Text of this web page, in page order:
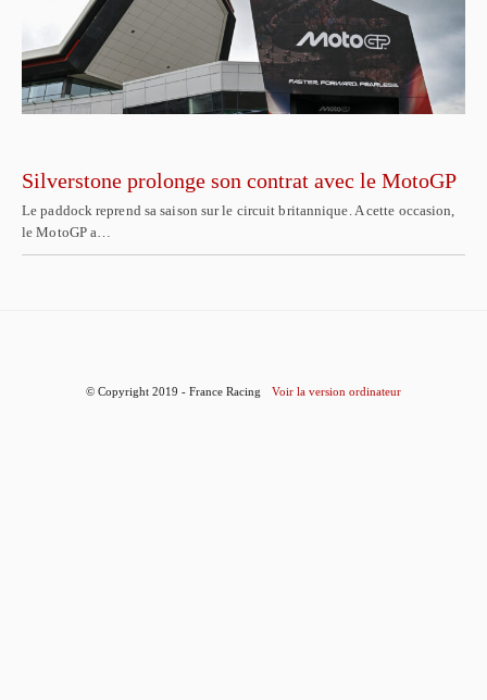
Silverstone prolonge son contrat avec le MotoGP
Le paddock reprend sa saison sur le circuit britannique. A cette occasion,
le MotoGP a…
© Copyright 2019 - France Racing Voir la version ordinateur